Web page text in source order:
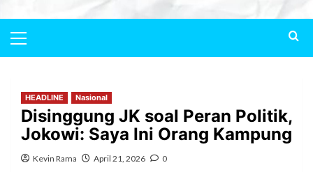
HEADLINE Nasional
Disinggung JK soal Peran Politik,
Jokowi: Saya Ini Orang Kampung
Kevin Rama April 21, 2026 0